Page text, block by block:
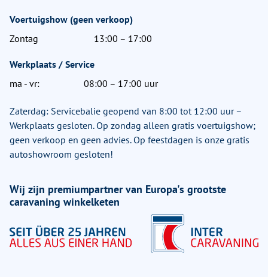
Voertuigshow (geen verkoop)
Zontag
13:00 – 17:00
Werkplaats / Service
ma - vr:
08:00 – 17:00 uur
Zaterdag: Servicebalie geopend van 8:00 tot 12:00 uur –
Werkplaats gesloten. Op zondag alleen gratis voertuigshow;
geen verkoop en geen advies. Op feestdagen is onze gratis
autoshowroom gesloten!
Wij zijn premiumpartner van Europa's grootste
caravaning winkelketen